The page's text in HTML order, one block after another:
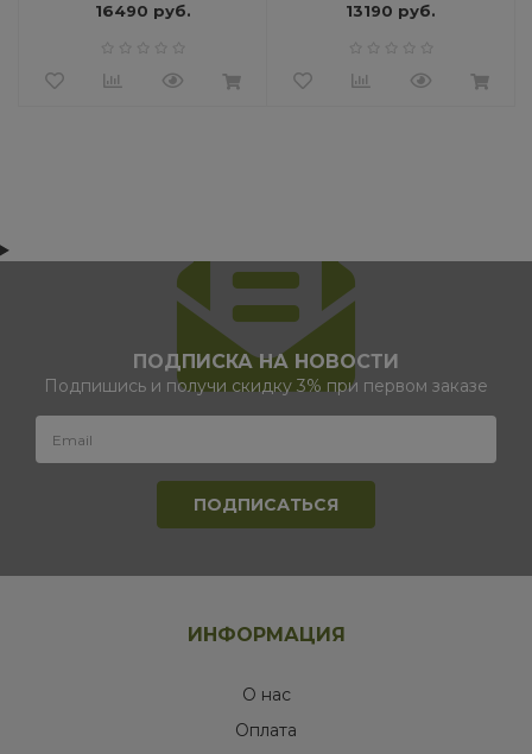
16490 руб. 13190 руб.
ПОДПИСКА НА НОВОСТИ
Подпишись и получи скидку 3% при первом заказе
ИНФОРМАЦИЯ
О нас
Оплата